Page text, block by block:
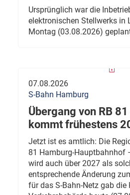
Ursprünglich war die
elektronischen Stellwerks in
Montag (03.08.2026)
07.08.2026
S-Bahn Hamburg
Übergang von RB
kommt frühestens
Jetzt ist es amtlich: Die
81 Hamburg-Hauptbahnhof
wird auch über 2027 als
entsprechende Änderung
für das S-Bahn-Netz gab die